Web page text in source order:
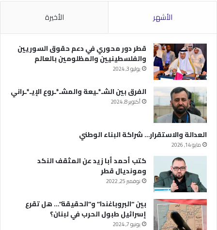
الأشهر الأخيرة
قطر دور محوري في دعم حقوق السوريين
والفلسطينيين والمظلومين بالعالم
يوليو 3, 2024
الفرق بين الشـ*ـيعة والمشـ*ـروع الإيـ*ـراني
أكتوبر 8, 2024
العدالة والاستقرار… شراكة البناء الوطني
مايو 14, 2026
كتب أحمد أبا زيد عن المثقف النكد
ومونديال قطر
نوفمبر 25, 2022
بين “البروباغندا” و”الحقيقة”… هل تقرع
إسرائيل طبول الحرب في لبنان؟
يونيو 7, 2024